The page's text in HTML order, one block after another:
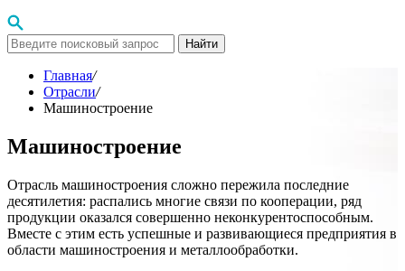
Найти
Главная/
Отрасли/
Машиностроение
Машиностроение
Отрасль машиностроения сложно пережила последние
десятилетия: распались многие связи по кооперации, ряд
продукции оказался совершенно неконкурентоспособным.
Вместе с этим есть успешные и развивающиеся предприятия в
области машиностроения и металлообработки.